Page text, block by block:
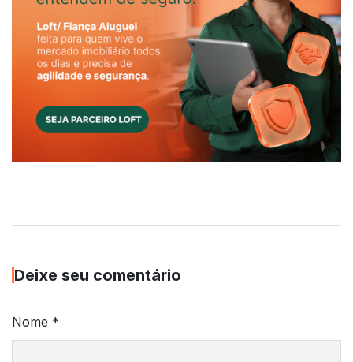
Deixe seu comentário
Nome *